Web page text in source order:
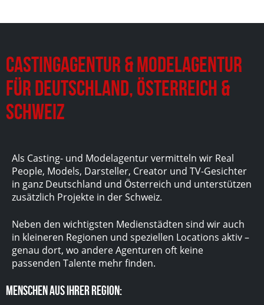
Castingagentur & Modelagentur
für Deutschland, Österreich &
Schweiz
Als Casting- und Modelagentur vermitteln wir Real
People, Models, Darsteller, Creator und TV-Gesichter
in ganz Deutschland und Österreich und unterstützen
zusätzlich Projekte in der Schweiz.
Neben den wichtigsten Medienstädten sind wir auch
in kleineren Regionen und speziellen Locations aktiv –
genau dort, wo andere Agenturen oft keine
passenden Talente mehr finden.
Menschen aus Ihrer Region: